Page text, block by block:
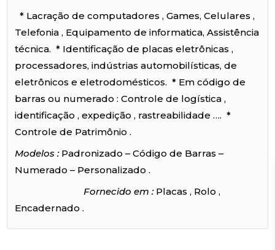
* Lacração de computadores , Games, Celulares ,
Telefonia , Equipamento de informatica, Assistência
técnica. * Identificação de placas eletrônicas ,
processadores, indústrias automobilísticas, de
eletrônicos e eletrodomésticos. * Em código de
barras ou numerado : Controle de logística ,
identificação , expedição , rastreabilidade …. *
Controle de Patrimônio .
Modelos :Padronizado – Código de Barras –
Numerado – Personalizado .
Fornecido em :Placas , Rolo ,
Encadernado .